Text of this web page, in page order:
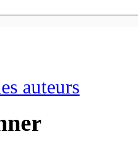
auteurs